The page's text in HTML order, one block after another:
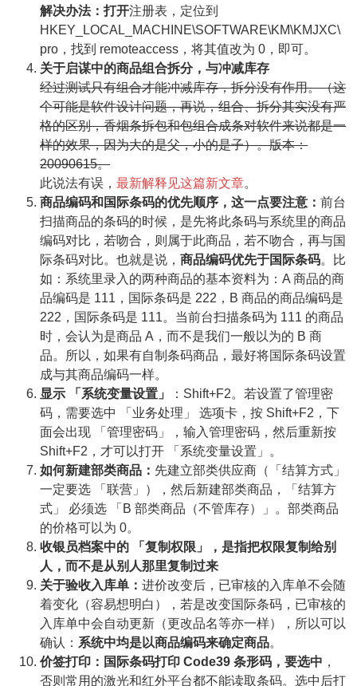
解决办法：打开注册表，定位到
HKEY_LOCAL_MACHINE\SOFTWARE\KM\KMJXC\
pro，找到 remoteaccess，将其值改为 0，即可。
关于启谋中的商品组合拆分，与冲减库存
经过测试只有组合才能冲减库存，拆分没有作用。（这
个可能是软件设计问题，再说，组合、拆分其实没有严
格的区别，香烟条拆包和包组合成条对软件来说都是一
样的效果，因为大的是父，小的是子）。版本：
20090615。
此说法有误， 最新解释见这篇新文章。
商品编码和国际条码的优先顺序，这一点要注意： 前台
扫描商品的条码的时候，是先将此条码与系统里的商品
编码对比，若吻合，则属于此商品，若不吻合，再与国
际条码对比。也就是说， 商品编码优先于国际条码。比
如：系统里录入的两种商品的基本资料为：A 商品的商
品编码是 111，国际条码是 222，B 商品的商品编码是
222，国际条码是 111。当前台扫描条码为 111 的商品
时，会认为是商品 A，而不是我们一般以为的 B 商
品。所以，如果有自制条码商品，最好将国际条码设置
成与其商品编码一样。
显示 「系统变量设置」
：Shift+F2。若设置了管理密
码，需要选中 「业务处理」 选项卡，按 Shift+F2，下
面会出现 「管理密码」，输入管理密码，然后重新按
Shift+F2，才可以打开 「系统变量设置」。
如何新建部类商品： 先建立部类供应商（「结算方式」
一定要选 「联营」），然后新建部类商品，「结算方
式」 必须选 「B 部类商品（不管库存）」。部类商品
的价格可以为 0。
收银员档案中的 「复制权限」，是指把权限复制给别
人，而不是从别人那里复制过来
关于验收入库单： 进价改变后，已审核的入库单不会随
着变化（容易想明白），若是改变国际条码，已审核的
入库单中会自动更新（更改品名等亦一样），所以可以
确认： 系统中均是以商品编码来确定商品。
价签打印：国际条码打印 Code39 条形码，要选中 ，
否则常用的激光和红外平台都不能读取条码。选中后打